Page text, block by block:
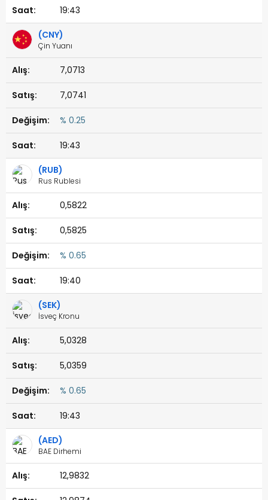
19:43
(CNY)
Çin Yuanı
7,0713
7,0741
% 0.25
19:43
(RUB)
Rus Rublesi
0,5822
0,5825
% 0.65
19:40
(SEK)
İsveç Kronu
5,0328
5,0359
% 0.65
19:43
(AED)
BAE Dirhemi
12,9832